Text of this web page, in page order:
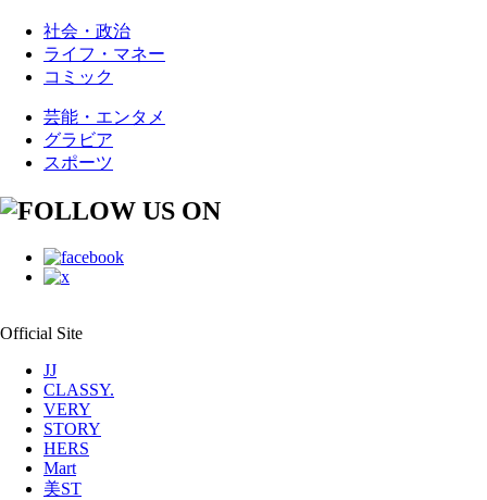
社会・政治
ライフ・マネー
コミック
芸能・エンタメ
グラビア
スポーツ
Official Site
JJ
CLASSY.
VERY
STORY
HERS
Mart
美ST